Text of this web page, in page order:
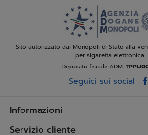
Sito autorizzato dai Monopoli di Stato alla
per sigaretta elettronica
Deposito fiscale ADM:
Seguici sui social
Informazioni
Servizio cliente